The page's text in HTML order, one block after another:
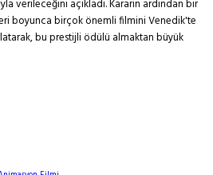
verileceğini açıkladı. Kararın ardından bir
boyunca birçok önemli filmini Venedik'te
bu prestijli ödülü almaktan büyük